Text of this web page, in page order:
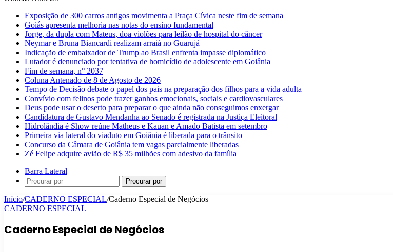
Exposição de 300 carros antigos movimenta a Praça Cívica neste fim de semana
Goiás apresenta melhoria nas notas do ensino fundamental
Jorge, da dupla com Mateus, doa violões para leilão de hospital do câncer
Neymar e Bruna Biancardi realizam arraiá no Guarujá
Indicação de embaixador de Trump ao Brasil enfrenta impasse diplomático
Lutador é denunciado por tentativa de homicídio de adolescente em Goiânia
Fim de semana, n° 2037
Coluna Antenado de 8 de Agosto de 2026
Tempo de Decisão debate o papel dos pais na preparação dos filhos para a vida adulta
Convívio com felinos pode trazer ganhos emocionais, sociais e cardiovasculares
Deus pode usar o deserto para preparar o que ainda não conseguimos enxergar
Candidatura de Gustavo Mendanha ao Senado é registrada na Justiça Eleitoral
Hidrolândia é Show reúne Matheus e Kauan e Amado Batista em setembro
Primeira via lateral do viaduto em Goiânia é liberada para o trânsito
Concurso da Câmara de Goiânia tem vagas parcialmente liberadas
Zé Felipe adquire avião de R$ 35 milhões com adesivo da família
Barra Lateral
Procurar por
Início/CADERNO ESPECIAL/Caderno Especial de Negócios
CADERNO ESPECIAL
Caderno Especial de Negócios